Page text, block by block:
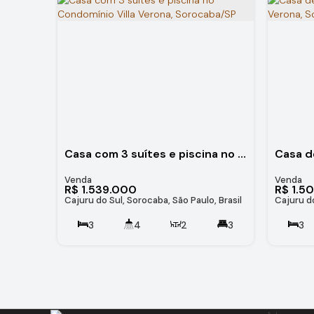
Casa com 3 suítes e piscina no Condomínio Villa Verona, Sorocaba/SP
R$ 1.539.000
Cajuru do Sul, Sorocaba, São Paulo, Brasil
3 4 2
3
R$
Cajuru
3